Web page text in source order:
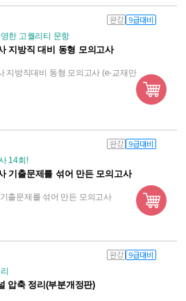
완강 9급대비
한 고퀄리티 문항
지방직 대비 동형 모의고사
지방직대비 동형 모의고사 (e-교재만
완강 9급대비
14회!
기출문제를 섞어 만든 모의고사
출문제를 섞어 만든 모의고사
완강 9급대비
압축 정리(부분개정판)